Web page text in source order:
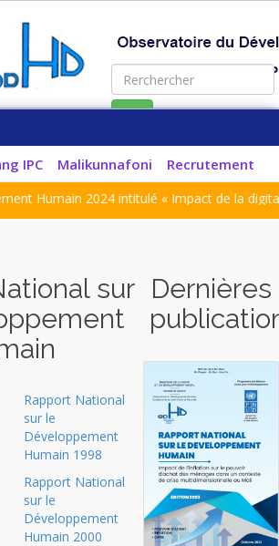
OK
IPC Malikunnafoni Recrutement
Humain 2024 intitulé « Impact de la
sur
Rapport National
sur le
Développement
Humain 1998
Rapport National
sur le
Développement
Humain 2000
Dernières